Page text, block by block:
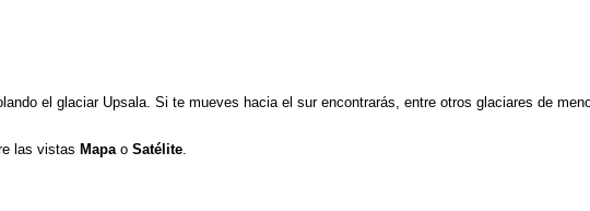
el glaciar Upsala. Si te mueves hacia el sur encontrarás, entre otros glaciares de
las vistas Mapao Satélite.